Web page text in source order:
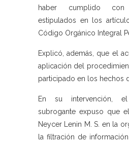
haber cumplido
estipulados en los
Código Orgánico Integral
Explicó, además, que el
aplicación del
participado en los hechos
En su intervención,
subrogante expuso que
Neycer Lenin M. S. en la
la filtración de